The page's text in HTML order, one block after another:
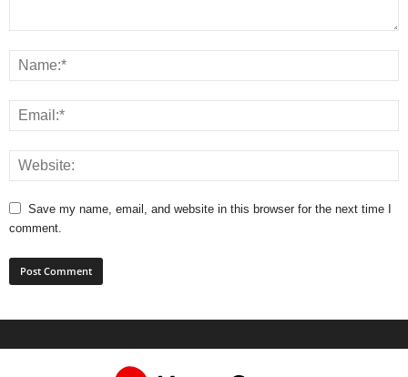
Save my name, email, and website in this browser for the next time I
comment.